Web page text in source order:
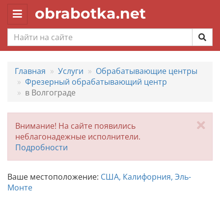
Toggle
navigation
obrabotka.net
Главная Услуги
Обрабатывающие центры
Фрезерный обрабатывающий центр
в Волгограде
Внимание! На сайте появились
неблагонадежные исполнители.
Подробности
Ваше местоположение: США, Калифорния, Эль-
Монте